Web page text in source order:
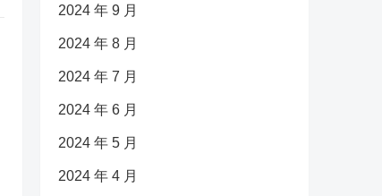
2024 年 9 月
2024 年 8 月
2024 年 7 月
2024 年 6 月
2024 年 5 月
2024 年 4 月